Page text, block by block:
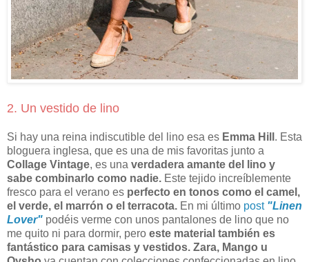
2. Un vestido de lino
Si hay una reina indiscutible del lino esa es Emma Hill . Esta
bloguera inglesa, que es una de mis favoritas junto a
Collage Vintage, es una verdadera amante del lino y
sabe combinarlo como nadie. Este tejido increíblemente
fresco para el verano es perfecto en tonos como el camel,
el verde, el marrón o el terracota. En mi último post "Linen
Lover" podéis verme con unos pantalones de lino que no
me quito ni para dormir, pero este material también es
fantástico para camisas y vestidos. Zara, Mango u